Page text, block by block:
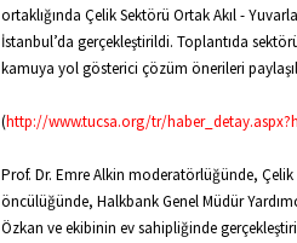
ortaklığında Çelik Sektörü Ortak Akıl -
İstanbul’da gerçekleştirildi. Toplantıda
kamuya yol gösterici çözüm önerileri
(http://www.tucsa.org/tr/
Prof. Dr. Emre Alkin moderatörlüğünde, Çelik
öncülüğünde, Halkbank Genel Müdür
Özkan ve ekibinin ev sahipliğinde